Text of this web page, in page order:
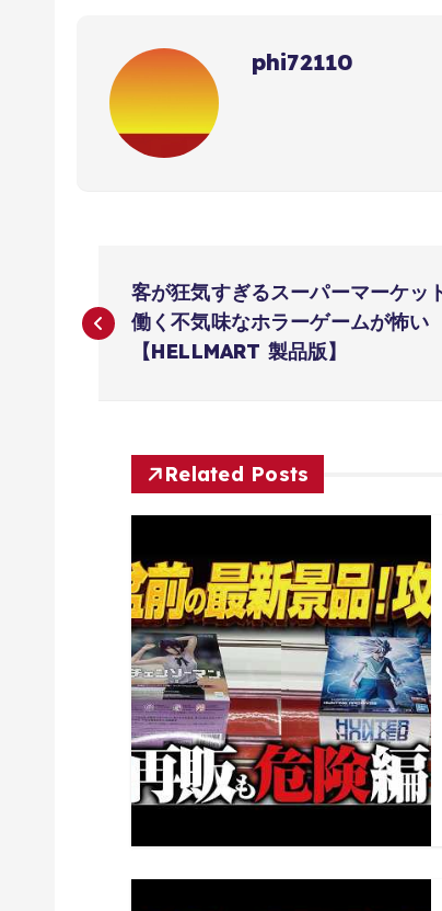
phi72110
稿
客が狂気すぎるスーパーマーケッ
働く不気味なホラーゲームが怖い
【HELLMART 製品版】
Related Posts